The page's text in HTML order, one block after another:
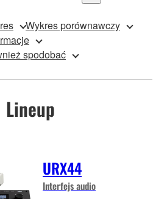
Wykres porównawczy
spodobać
Lineup
URX44
Interfejs audio